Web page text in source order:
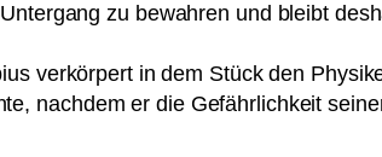
zu bewahren und bleibt
verkörpert in dem Stück den
nachdem er die Gefährlichkeit